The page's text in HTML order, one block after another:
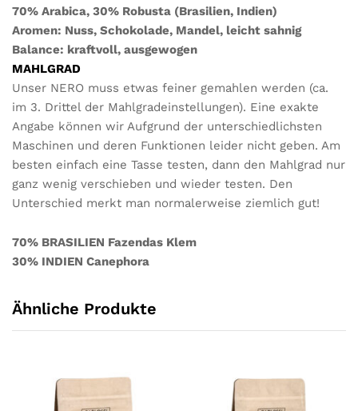
70% Arabica, 30% Robusta (Brasilien, Indien)
Aromen: Nuss, Schokolade, Mandel, leicht sahnig
Balance: kraftvoll, ausgewogen
MAHLGRAD
Unser NERO muss etwas feiner gemahlen werden (ca.
im 3. Drittel der Mahlgradeinstellungen). Eine exakte
Angabe können wir Aufgrund der unterschiedlichsten
Maschinen und deren Funktionen leider nicht geben. Am
besten einfach eine Tasse testen, dann den Mahlgrad nur
ganz wenig verschieben und wieder testen. Den
Unterschied merkt man normalerweise ziemlich gut!
70% BRASILIEN Fazendas Klem
30% INDIEN Canephora
Ähnliche Produkte